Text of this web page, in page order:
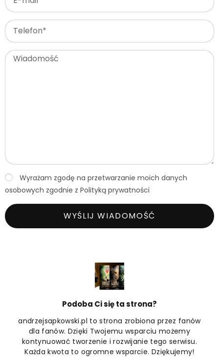
Wyrażam zgodę na przetwarzanie moich danych
osobowych zgodnie z Polityką prywatności
WYŚLIJ WIADOMOŚĆ